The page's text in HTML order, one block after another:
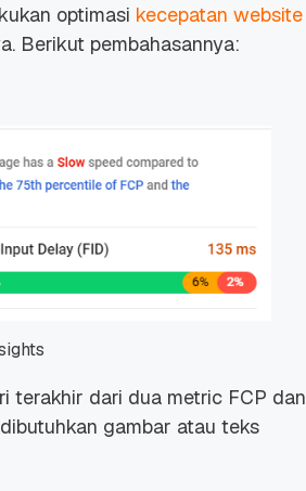
optimasi kecepatan website
Berikut pembahasannya:
terakhir dari dua metric FCP dan
gambar atau teks